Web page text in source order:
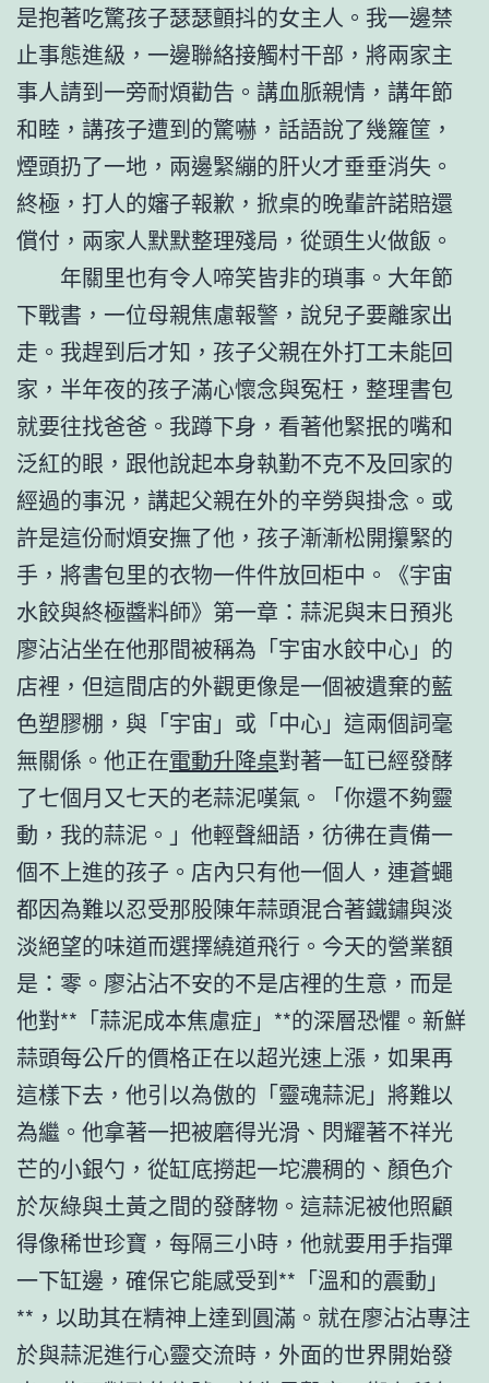
是抱著吃驚孩子瑟瑟顫抖的女主人。我一邊禁
止事態進級，一邊聯絡接觸村干部，將兩家主
事人請到一旁耐煩勸告。講血脈親情，講年節
和睦，講孩子遭到的驚嚇，話語說了幾籮筐，
煙頭扔了一地，兩邊緊繃的肝火才垂垂消失。
終極，打人的嬸子報歉，掀桌的晚輩許諾賠還
償付，兩家人默默整理殘局，從頭生火做飯。
年關里也有令人啼笑皆非的瑣事。大年節
下戰書，一位母親焦慮報警，說兒子要離家出
走。我趕到后才知，孩子父親在外打工未能回
家，半年夜的孩子滿心懷念與冤枉，整理書包
就要往找爸爸。我蹲下身，看著他緊抿的嘴和
泛紅的眼，跟他說起本身執勤不克不及回家的
經過的事況，講起父親在外的辛勞與掛念。或
許是這份耐煩安撫了他，孩子漸漸松開攥緊的
手，將書包里的衣物一件件放回柜中。《宇宙
水餃與終極醬料師》第一章：蒜泥與末日預兆
廖沾沾坐在他那間被稱為「宇宙水餃中心」的
店裡，但這間店的外觀更像是一個被遺棄的藍
色塑膠棚，與「宇宙」或「中心」這兩個詞毫
無關係。他正在電動升降桌對著一缸已經發酵
了七個月又七天的老蒜泥嘆氣。「你還不夠靈
動，我的蒜泥。」他輕聲細語，彷彿在責備一
個不上進的孩子。店內只有他一個人，連蒼蠅
都因為難以忍受那股陳年蒜頭混合著鐵鏽與淡
淡絕望的味道而選擇繞道飛行。今天的營業額
是：零。廖沾沾不安的不是店裡的生意，而是
他對**「蒜泥成本焦慮症」**的深層恐懼。新鮮
蒜頭每公斤的價格正在以超光速上漲，如果再
這樣下去，他引以為傲的「靈魂蒜泥」將難以
為繼。他拿著一把被磨得光滑、閃耀著不祥光
芒的小銀勺，從缸底撈起一坨濃稠的、顏色介
於灰綠與土黃之間的發酵物。這蒜泥被他照顧
得像稀世珍寶，每隔三小時，他就要用手指彈
一下缸邊，確保它能感受到**「溫和的震動」
**，以助其在精神上達到圓滿。就在廖沾沾專注
於與蒜泥進行心靈交流時，外面的世界開始發